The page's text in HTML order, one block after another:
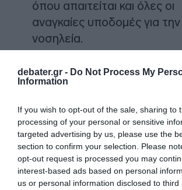
debater.gr - Do Not Process My
Information
If you wish to opt-out of the sale, sharing to
processing of your personal or sensitive
targeted advertising by us, please use the
section to confirm your selection. Please
opt-out request is processed you may
interest-based ads based on personal
us or personal information disclosed to
όπου απαιτείται και όλες οι
αναγκαίες υποδομές για
νοσηλεία.
3. Να σταματήσει η
κατάσταση με τα ράντζα και
και ακατάλληλους χώρους.
ΔΙΑΦΗΜΙΣΗ